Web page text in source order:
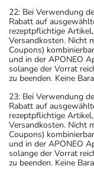
22: Bei Verwendung
Rabatt auf
rezeptpflichtige
Versandkosten. Nicht
Coupons)
und in der APONEO
solange der Vorrat
zu beenden. Keine
23: Bei Verwendung
Rabatt auf
rezeptpflichtige
Versandkosten. Nicht
Coupons)
und in der APONEO
solange der Vorrat
zu beenden. Keine